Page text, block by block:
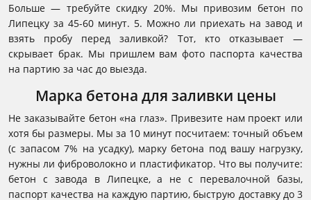
Больше — требуйте скидку 20%. Мы привозим бетон по
Липецку за 45-60 минут. 5. Можно ли приехать на завод и
взять пробу перед заливкой? Тот, кто отказывает —
скрывает брак. Мы пришлем вам фото паспорта качества
на партию за час до выезда.
Марка бетона для заливки цены
Не заказывайте бетон «на глаз». Привезите нам проект или
хотя бы размеры. Мы за 10 минут посчитаем: точный объем
(с запасом 7% на усадку), марку бетона под вашу нагрузку,
нужны ли фиброволокно и пластификатор. Что вы получите:
бетон с завода в Липецке, а не с перевалочной базы,
паспорт качества на каждую партию, быструю доставку до 3